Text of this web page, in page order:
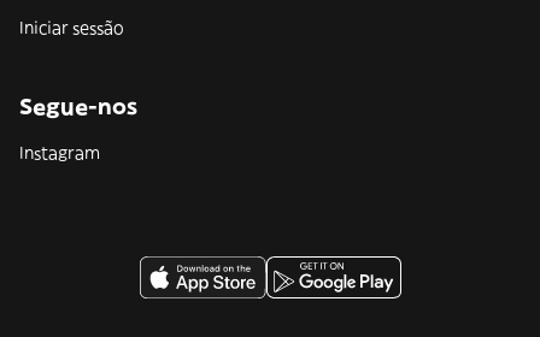
Iniciar sessão
Segue-nos
Instagram